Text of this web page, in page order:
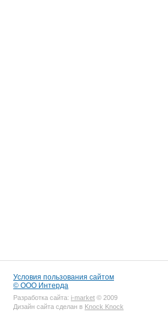
Условия пользования сайтом
© ООО Интерда
Разработка сайта: i-market © 2009
Дизайн сайта сделан в Knock Knock